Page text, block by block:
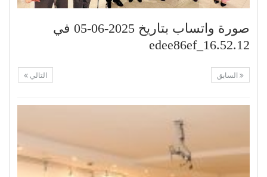
صورة واتساب بتاريخ 2025-06-05 في
16.52.12_edee86ef
التالي السابق